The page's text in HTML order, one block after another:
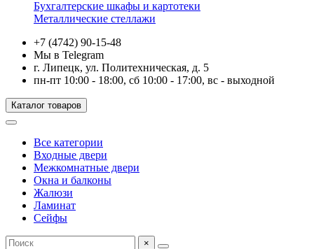
Бухгалтерские шкафы и картотеки
Металлические стеллажи
+7 (4742) 90-15-48
Мы в Telegram
г. Липецк, ул. Политехническая, д. 5
пн-пт 10:00 - 18:00, сб 10:00 - 17:00, вс - выходной
Каталог товаров
Все категории
Входные двери
Межкомнатные двери
Окна и балконы
Жалюзи
Ламинат
Сейфы
×